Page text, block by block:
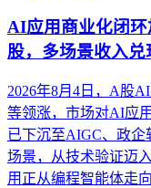
AI应用商业化闭
股，多场景收入兑
2026年8月4日，A股
等领涨，市场对AI应
已下沉至AIGC、政
场景，从技术验证迈
用正从编程智能体走